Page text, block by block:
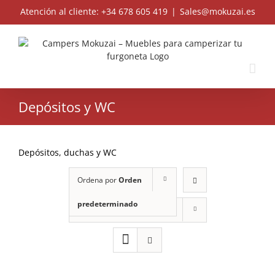
Atención al cliente: +34 678 605 419 | Sales@mokuzai.es
Depósitos y WC
Depósitos, duchas y WC
Ordena porOrden
predeterminado
Muestra12 Productos